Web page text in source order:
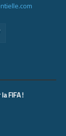
FIFA !